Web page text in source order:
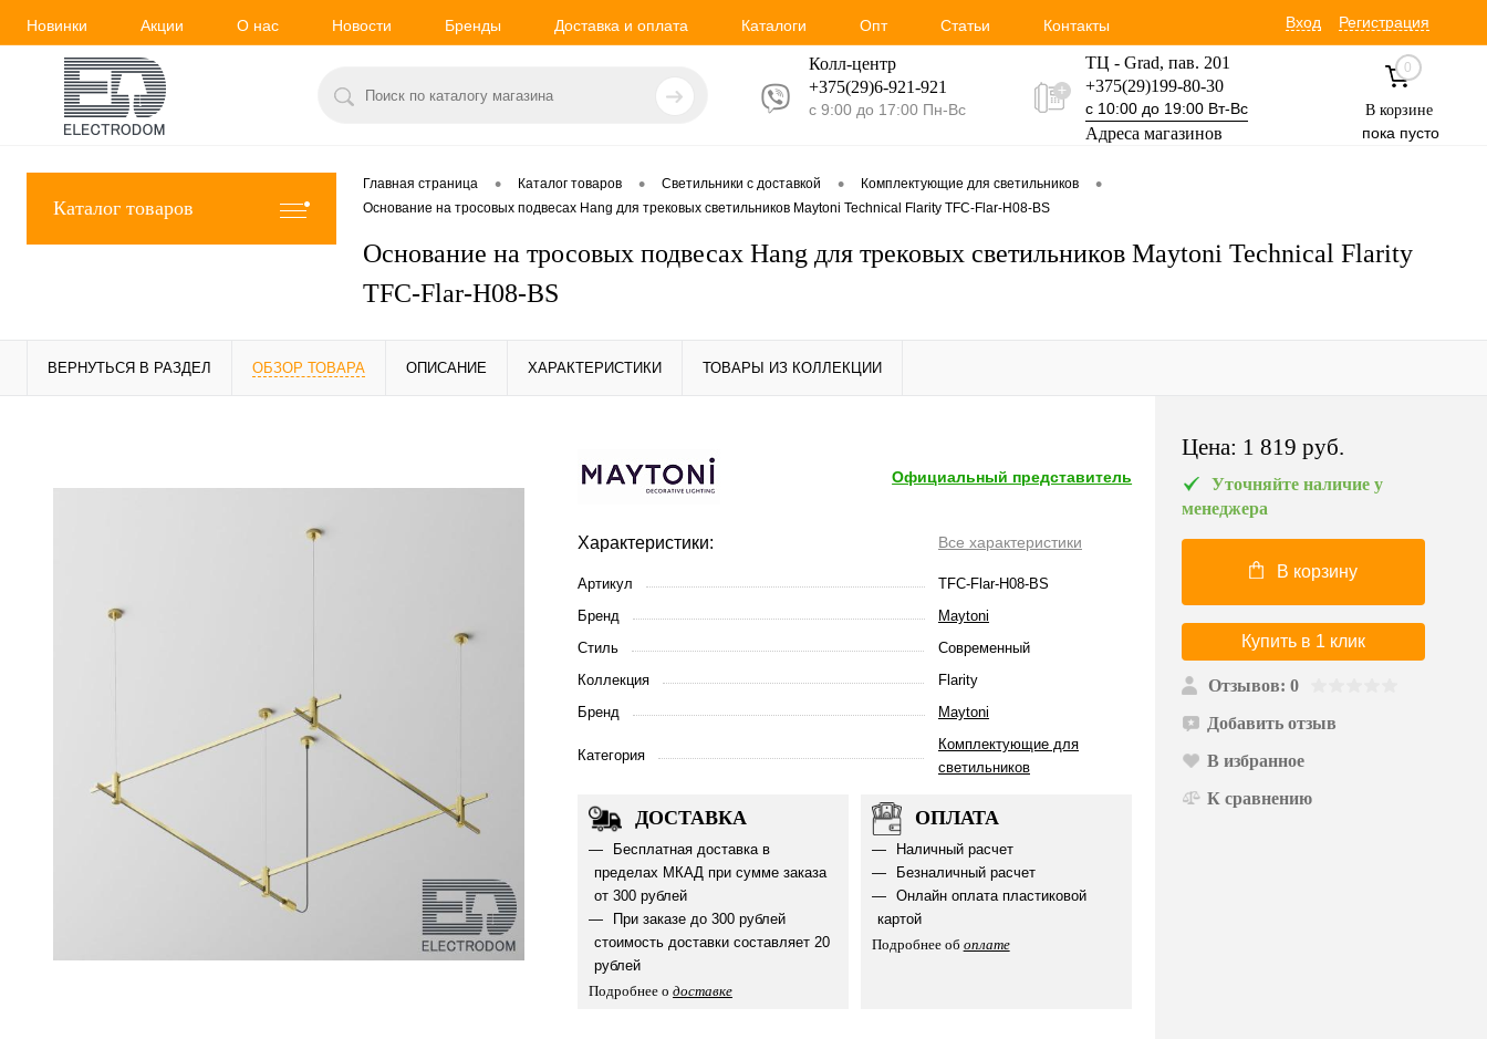
Новинки Акции О нас Новости Бренды Доставка и оплата Каталоги Опт Статьи Контакты Вход Регистрация
Колл-центр
+375(29)6-921-921
с 9:00 до 17:00 Пн-Вс
ТЦ - Grad, пав. 201
+375(29)199-80-30
с 10:00 до 19:00 Вт-Вс
Адреса магазинов
+375(29)354-30-60
0
В корзине
пока пусто
Каталог товаров
Главная страница • Каталог товаров • Светильники с доставкой • Комплектующие для светильников •
Основание на тросовых подвесах Hang для трековых светильников Maytoni Technical Flarity TFC-Flar-H08-BS
Основание на тросовых подвесах Hang для трековых светильников Maytoni Technical Flarity
TFC-Flar-H08-BS
ВЕРНУТЬСЯ В РАЗДЕЛ ОБЗОР ТОВАРА ОПИСАНИЕ ХАРАКТЕРИСТИКИ ТОВАРЫ ИЗ КОЛЛЕКЦИИ
Официальный представитель
Характеристики: Все характеристики
Артикул
TFC-Flar-H08-BS
Бренд
Maytoni
Стиль
Современный
Коллекция
Flarity
Бренд
Maytoni
Категория
Комплектующие для
светильников
ДОСТАВКА
Бесплатная доставка в
пределах МКАД при сумме заказа
от 300 рублей
При заказе до 300 рублей
стоимость доставки составляет 20
рублей
Подробнее о доставке
ОПЛАТА
Наличный расчет
Безналичный расчет
Онлайн оплата пластиковой
картой
Подробнее об оплате
Цена: 1 819 pуб.
Уточняйте наличие у
менеджера
В корзину
Купить в 1 клик
Отзывов: 0
Добавить отзыв
В избранное
К сравнению